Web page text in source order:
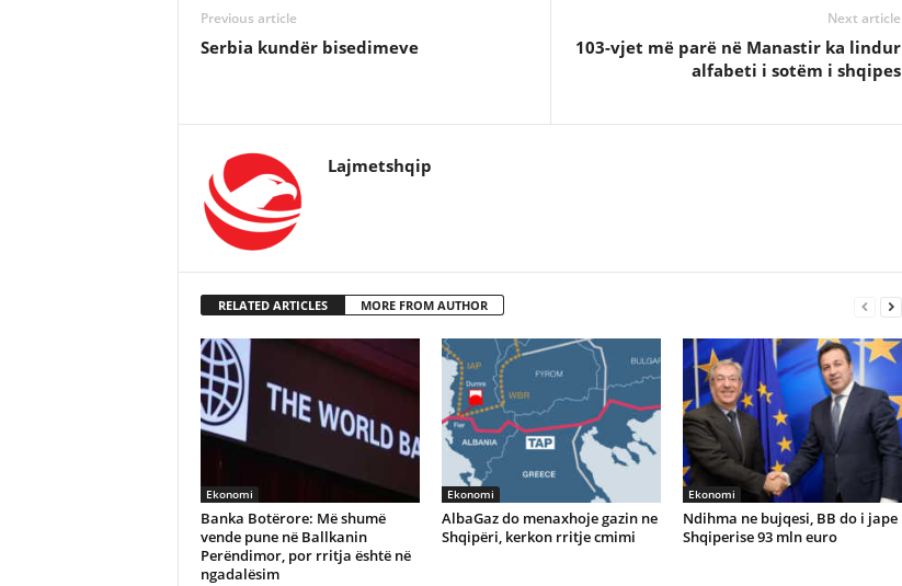
Previous article
Serbia kundër bisedimeve
Next article
103-vjet më parë në Manastir ka lindur
alfabeti i sotëm i shqipes
Lajmetshqip
RELATED ARTICLES MORE FROM AUTHOR
Ekonomi
Banka Botërore: Më shumë
vende pune në Ballkanin
Perëndimor, por rritja është në
ngadalësim
Ekonomi
AlbaGaz do menaxhoje gazin ne
Shqipëri, kerkon rritje cmimi
Ekonomi
Ndihma ne bujqesi, BB do i jape
Shqiperise 93 mln euro